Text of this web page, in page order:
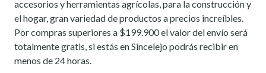
accesorios y herramientas agrícolas, para la construcción y
el hogar, gran variedad de productos a precios increíbles.
Por compras superiores a $199.900 el valor del envío será
totalmente gratis, si estás en Sincelejo podrás recibir en
menos de 24 horas.